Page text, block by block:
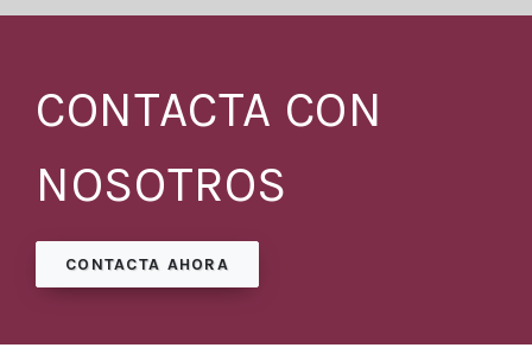
CONTACTA CON
NOSOTROS
CONTACTA AHORA